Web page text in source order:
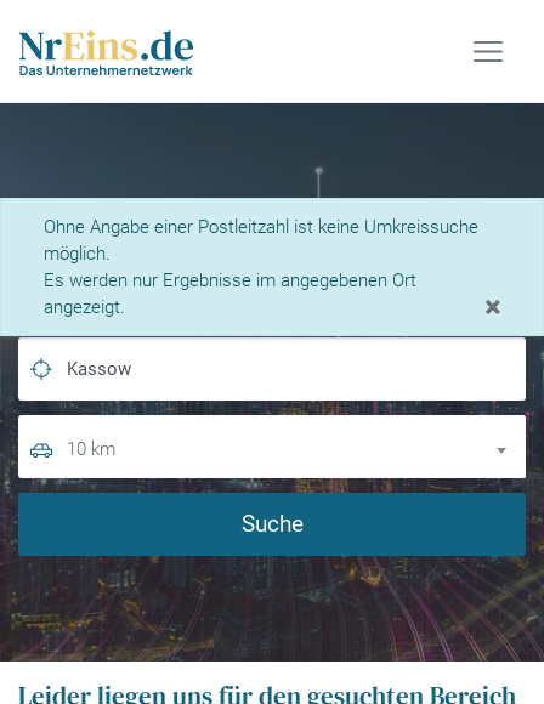
Ohne Angabe einer Postleitzahl ist keine Umkreissuche
möglich.
Es werden nur Ergebnisse im angegebenen Ort
angezeigt.
×
Was suchen Sie?
10 km
Suche
Leider liegen uns für den gesuchten Bereich